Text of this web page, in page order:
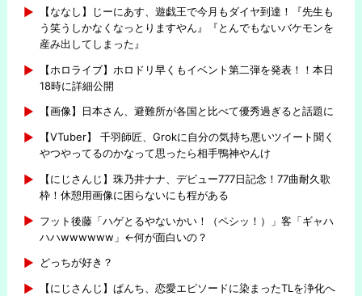
【ななし】じーにあす、遊戯王で今月もダイヤ到達！『先生も
う笑うしかなくなっとりますやん』『とんでもないバケモンを
産み出してしまった』
【ホロライブ】ホロドリ早くもイベント第二弾を発表！！本日
18時に詳細公開
【画像】日本さん、避難所が各国と比べて優秀過ぎると話題に
【VTuber】 千羽師匠、Grokに自分の気持ち悪いツイート聞く
やつやってるのかなって思ったら相手鴨神やんけ
【にじさんじ】珠乃井ナナ、デビュー777日記念！77曲耐久歌
枠！休憩用画像に困らないにも程がある
フット後藤「ハゲとるやないかい！（ペシッ！）」客「ギャハ
ハハwwwwww」←何が面白いの？
どっちが好き？
【にじさんじ】ぱんち、恋愛エピソードに染まったTLを浄化へ